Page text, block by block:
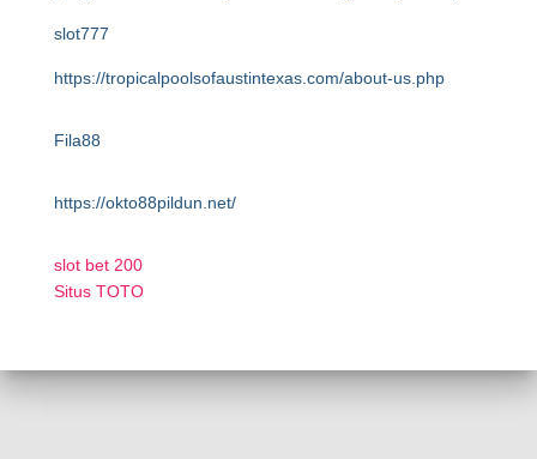
slot777
https://tropicalpoolsofaustintexas.com/about-us.php
Fila88
https://okto88pildun.net/
slot bet 200
Situs TOTO